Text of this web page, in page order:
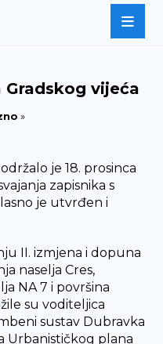
Gradskog vijeća
»
je 18. prosinca
zapisnika s
je utvrđen i
II. izmjena i dopuna
naselja Cres,
NA 7 i površina
su voditeljica
sustav Dubravka
Urbanističkog plana